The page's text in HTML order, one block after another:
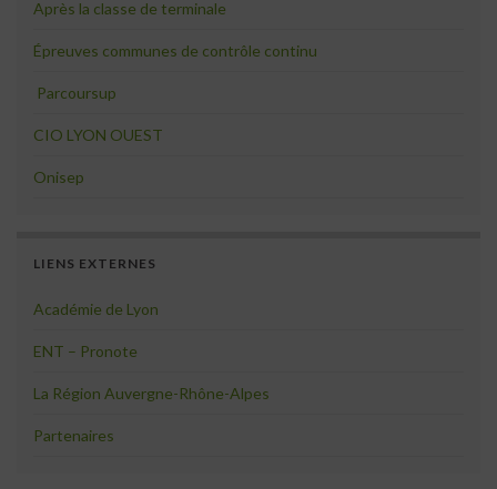
Après la classe de terminale
Épreuves communes de contrôle continu
Parcoursup
CIO LYON OUEST
Onisep
LIENS EXTERNES
Académie de Lyon
ENT – Pronote
La Région Auvergne-Rhône-Alpes
Partenaires